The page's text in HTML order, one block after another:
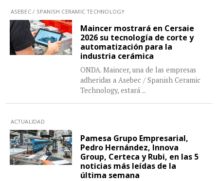
ASEBEC / SPANISH CERAMIC TECHNOLOGY
Maincer mostrará en Cersaie
2026 su tecnología de corte y
automatización para la
industria cerámica
ONDA. Maincer, una de las empresas
adheridas a Asebec / Spanish Ceramic
Technology, estará ...
ACTUALIDAD
Pamesa Grupo Empresarial,
Pedro Hernández, Innova
Group, Certeca y Rubi, en las 5
noticias más leídas de la
última semana